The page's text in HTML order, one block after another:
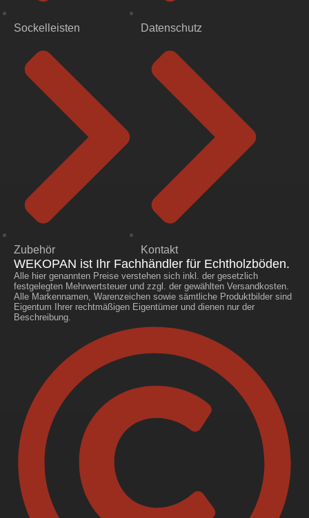
Sockelleisten
Zubehör
Datenschutz
Kontakt
WEKOPAN ist Ihr Fachhändler für Echtholzböden.
Alle hier genannten Preise verstehen sich inkl. der gesetzlich
festgelegten Mehrwertsteuer und zzgl. der gewählten Versandkosten.
Alle Markennamen, Warenzeichen sowie sämtliche Produktbilder sind
Eigentum Ihrer rechtmäßigen Eigentümer und dienen nur der
Beschreibung.